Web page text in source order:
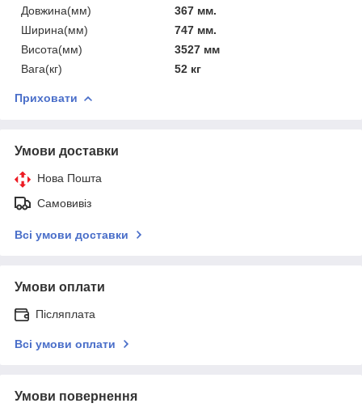
Довжина(мм)
367 мм.
Ширина(мм)
747 мм.
Висота(мм)
3527 мм
Вага(кг)
52 кг
Приховати
Умови доставки
Нова Пошта
Самовивіз
Всі умови доставки
Умови оплати
Післяплата
Всі умови оплати
Умови повернення